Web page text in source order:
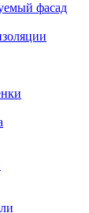
фасад